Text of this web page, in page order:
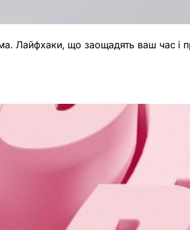
Лайфхаки, що заощадять ваш час і